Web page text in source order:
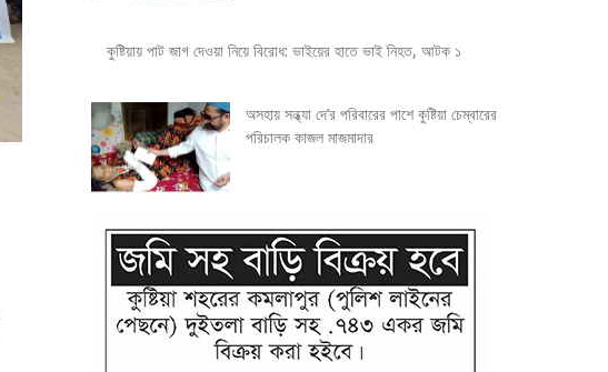
কুষ্টিয়ায় পাট জাগ দেওয়া নিয়ে বিরোধ: ভাইয়ের হাতে ভাই নিহত, আটক ১
অসহায় সন্ধ্যা দে’র পরিবারের পাশে কুষ্টিয়া চেম্বারের
পরিচালক কাজল মাজমাদার